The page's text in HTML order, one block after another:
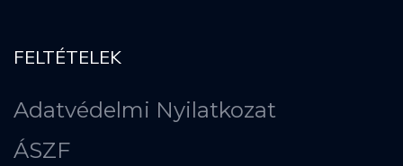
FELTÉTELEK
Adatvédelmi Nyilatkozat
ÁSZF